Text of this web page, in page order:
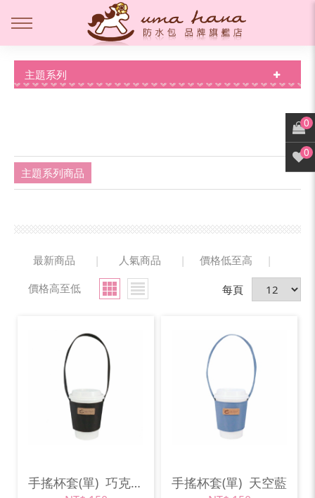
主題系列
主題系列商品
最新商品 | 人氣商品 | 價格低至高
|
價格高至低
每頁
手搖杯套(單) 巧克力棕 手搖杯套(單) 天空藍
0
0